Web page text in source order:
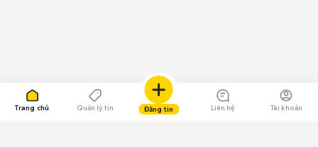
Trang chủ Quản lý tin Đăng tin Liên hệ Tài khoản